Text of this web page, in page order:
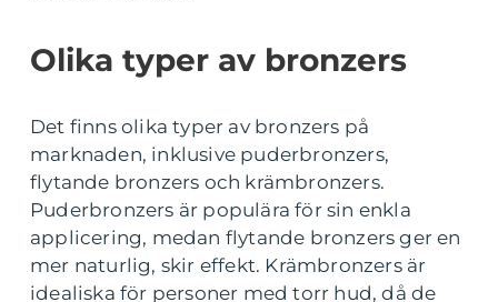
Olika typer av bronzers
Det finns olika typer av bronzers på
marknaden, inklusive puderbronzers,
flytande bronzers och krämbronzers.
Puderbronzers är populära för sin enkla
applicering, medan flytande bronzers ger en
mer naturlig, skir effekt. Krämbronzers är
idealiska för personer med torr hud, då de